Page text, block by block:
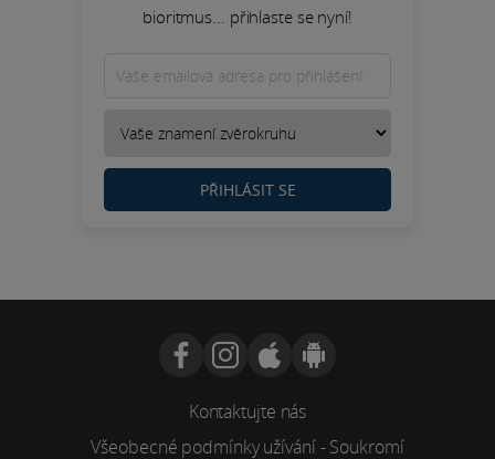
bioritmus... přihlaste se nyní!
PŘIHLÁSIT SE
Kontaktujte nás
Všeobecné podmínky užívání-Soukromí